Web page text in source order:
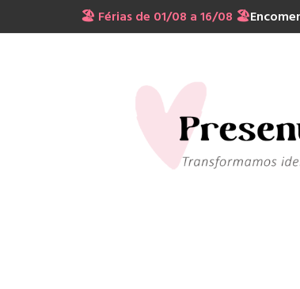
🏖️ Férias de 01/08 a 16/08 🏖️